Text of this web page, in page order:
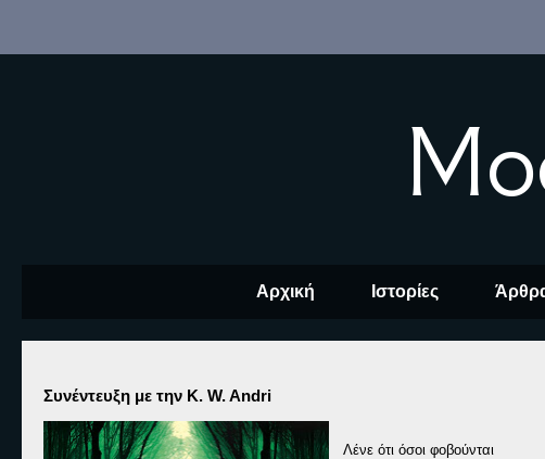
Αρχική Ιστορίες
Συνέντευξη με την Κ. W. Andri
Λένε ότι όσοι φοβούνται